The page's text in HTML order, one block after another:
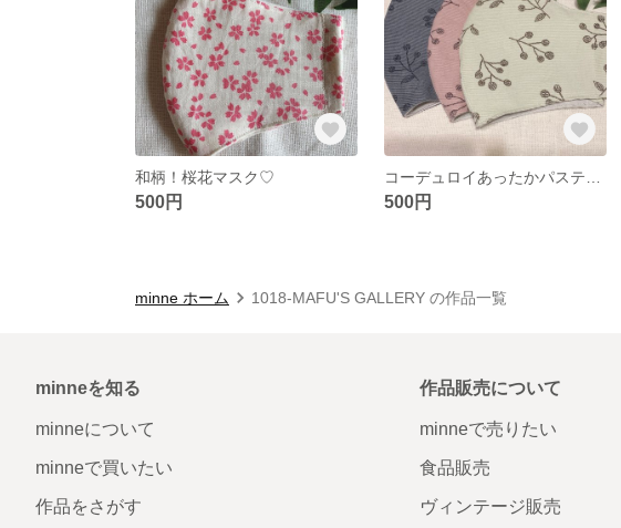
和柄！桜花マスク♡
500円 500円
minne ホーム 1018-MAFU'S GALLERY の作品一覧
minneを知る
minneについて
minneで買いたい
作品をさがす
作品販売について
minneで売りたい
食品販売
ヴィンテージ販売